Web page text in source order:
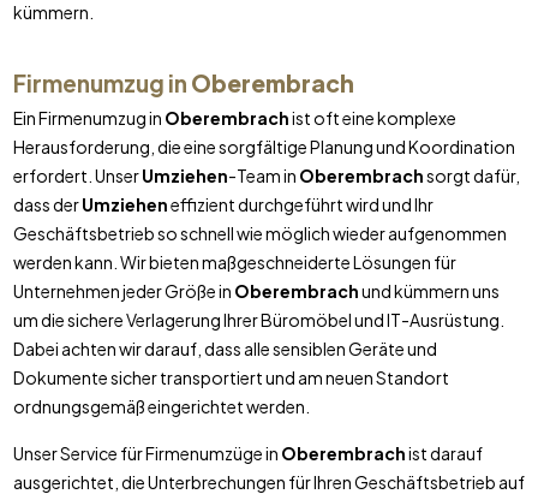
kümmern.
Firmenumzug in Oberembrach
Ein Firmenumzug in Oberembrachist oft eine komplexe
Herausforderung, die eine sorgfältige Planung und Koordination
erfordert. UnserUmziehen-Team in Oberembrachsorgt dafür,
dass derUmzieheneffizient durchgeführt wird und Ihr
Geschäftsbetrieb so schnell wie möglich wieder aufgenommen
werden kann. Wir bieten maßgeschneiderte Lösungen für
Unternehmen jeder Größe in Oberembrachund kümmern uns
um die sichere Verlagerung Ihrer Büromöbel und IT-Ausrüstung.
Dabei achten wir darauf, dass alle sensiblen Geräte und
Dokumente sicher transportiert und am neuen Standort
ordnungsgemäß eingerichtet werden.
Unser Service für Firmenumzüge in Oberembrachist darauf
ausgerichtet, die Unterbrechungen für Ihren Geschäftsbetrieb auf